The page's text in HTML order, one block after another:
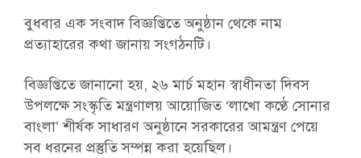
বুধবার এক সংবাদ বিজ্ঞপ্তিতে অনুষ্ঠান থেকে নাম
প্রত্যাহারের কথা জানায় সংগঠনটি।
বিজ্ঞপ্তিতে জানানো হয়, ২৬ মার্চ মহান স্বাধীনতা দিবস
উপলক্ষে সংস্কৃতি মন্ত্রণালয় আয়োজিত ‘লাখো কণ্ঠে সোনার
বাংলা’ শীর্ষক সাধারণ অনুষ্ঠানে সরকারের আমন্ত্রণ পেয়ে
সব ধরনের প্রস্তুতি সম্পন্ন করা হয়েছিল।